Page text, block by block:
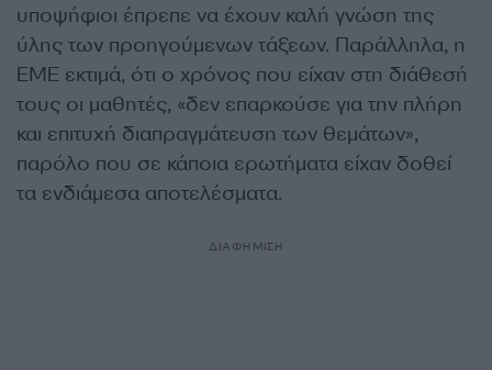
υποψήφιοι έπρεπε να έχουν καλή γνώση της
ύλης των προηγούμενων τάξεων. Παράλληλα, η
ΕΜΕ εκτιμά, ότι ο χρόνος που είχαν στη διάθεσή
τους οι μαθητές, «δεν επαρκούσε για την πλήρη
και επιτυχή διαπραγμάτευση των θεμάτων»,
παρόλο που σε κάποια ερωτήματα είχαν δοθεί
τα ενδιάμεσα αποτελέσματα.
ΔΙΑΦΗΜΙΣΗ